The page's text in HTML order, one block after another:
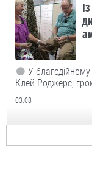
У
Клей Роджерс,
03.08